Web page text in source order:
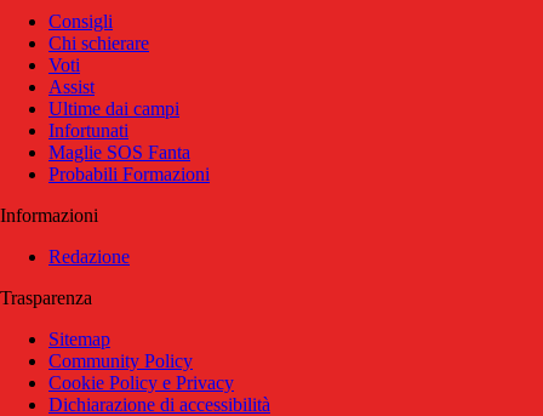
Consigli
Chi schierare
Voti
Assist
Ultime dai campi
Infortunati
Maglie SOS Fanta
Probabili Formazioni
Informazioni
Redazione
Trasparenza
Sitemap
Community Policy
Cookie Policy e Privacy
Dichiarazione di accessibilità